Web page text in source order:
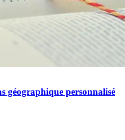
géographique personnalisé